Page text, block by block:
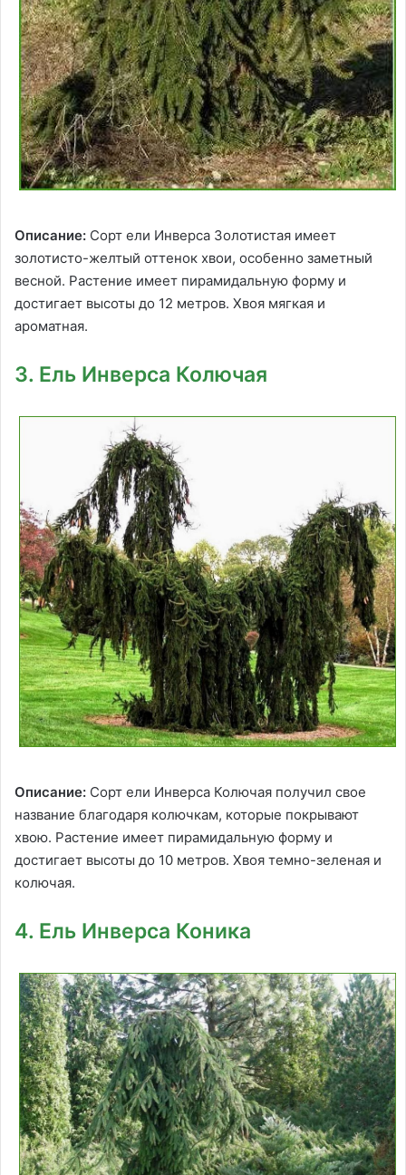
Описание: Сорт ели Инверса Золотистая имеет
золотисто-желтый оттенок хвои, особенно заметный
весной. Растение имеет пирамидальную форму и
достигает высоты до 12 метров. Хвоя мягкая и
ароматная.
3. Ель Инверса Колючая
Описание: Сорт ели Инверса Колючая получил свое
название благодаря колючкам, которые покрывают
хвою. Растение имеет пирамидальную форму и
достигает высоты до 10 метров. Хвоя темно-зеленая и
колючая.
4. Ель Инверса Коника